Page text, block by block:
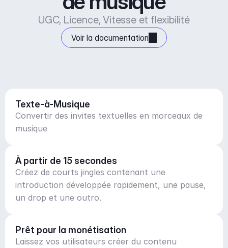
UGC, Licence, Vitesse et flexibilité
Voir la documentation
Texte-à-Musique
Convertir des invites textuelles en morceaux de
musique
À partir de 15 secondes
Créez de courts jingles contenant une
introduction développée rapidement, une pause,
un drop et une outro.
Prêt pour la monétisation
Laissez vos utilisateurs créer du contenu